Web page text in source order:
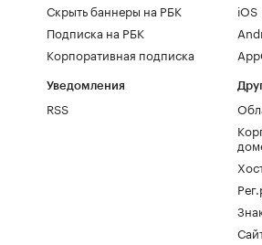
Скрыть баннеры на РБК
Подписка на РБК
Корпоративная подписка
Уведомления
RSS
iOS